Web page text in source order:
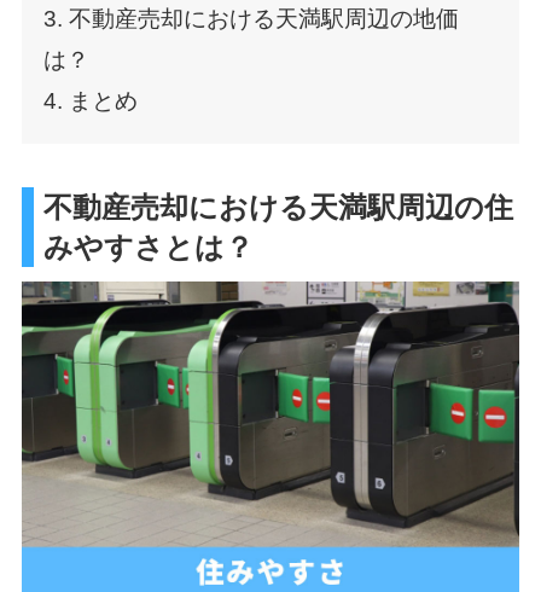
3. 不動産売却における天満駅周辺の地価
は？
4. まとめ
不動産売却における天満駅周辺の住
みやすさとは？